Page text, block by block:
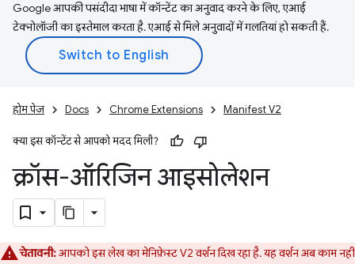
Google आपकी पसंदीदा भाषा में कॉन्टेंट का अनुवाद करने के लिए, एआई
टेक्नोलॉजी का इस्तेमाल करता है. एआई से मिले अनुवादों में गलतियां हो सकती हैं.
होम पेज Docs Chrome Extensions Manifest V2
क्या इस कॉन्टेंट से आपको मदद मिली?
क्रॉस-ऑरिजिन आइसोलेशन
चेतावनी:आपको इस लेख का मेनिफ़ेस्ट V2 वर्शन दिख रहा है. यह वर्शन अब काम नहीं